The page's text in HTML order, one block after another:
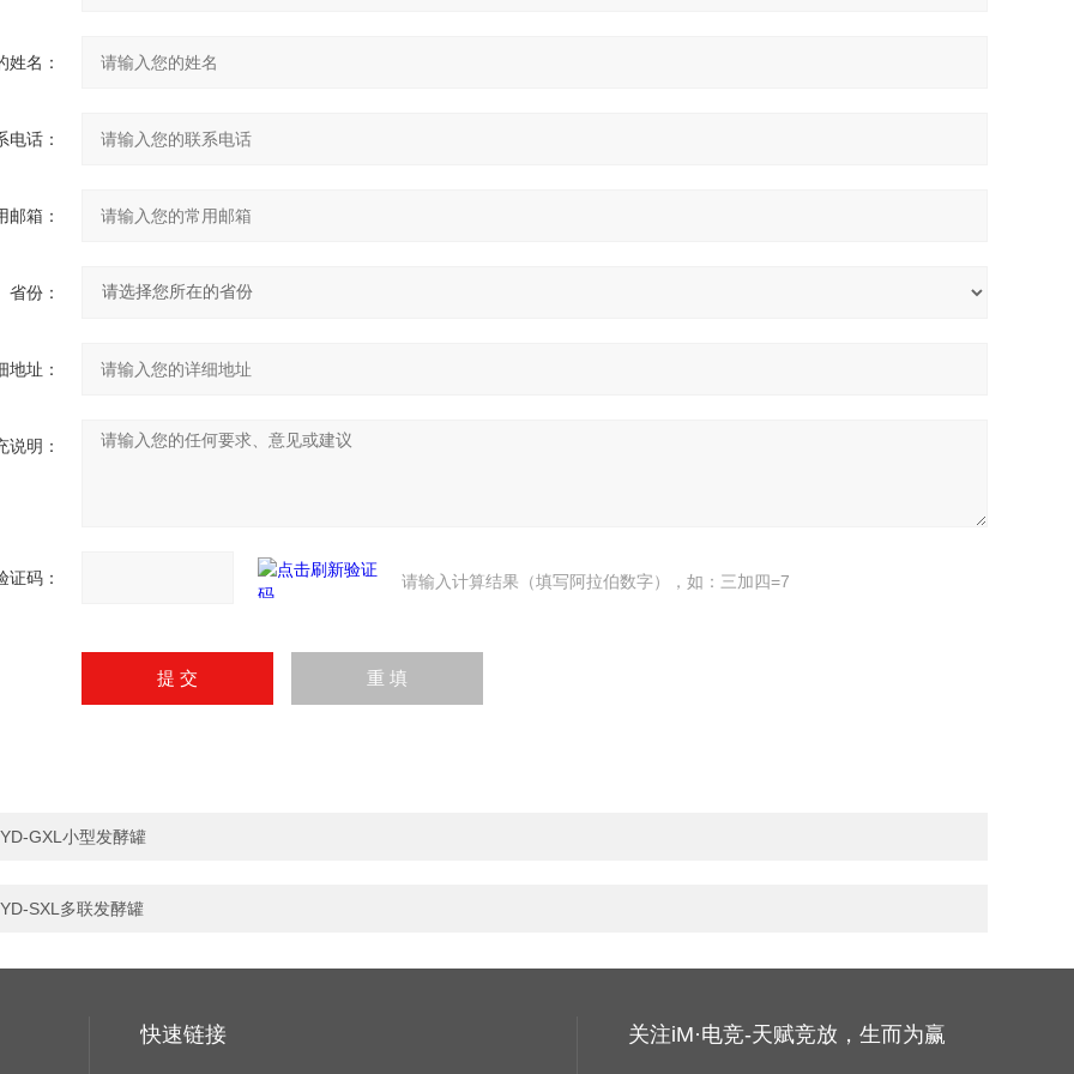
姓名：
电话：
邮箱：
省份：
地址：
说明：
证码： 请输入计算结果（填写阿拉伯数字），如：三加四=7
YD-GXL小型发酵罐
YD-SXL多联发酵罐
快速链接 关注iM·电竞-天赋竞放，生而为赢